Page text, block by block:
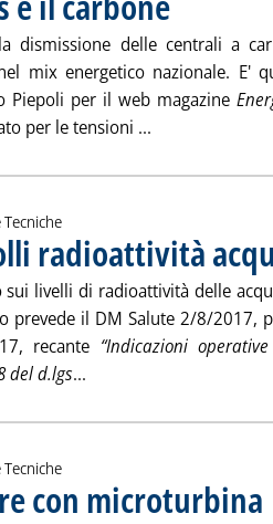
dismissione delle centrali a
mix energetico nazionale. E'
Piepoli per il web magazine
per le tensioni ...
radioattività
livelli di radioattività delle
prevede il DM Salute 2/8/2017,
recante “Indicazioni
del d.lgs...
con microturbina